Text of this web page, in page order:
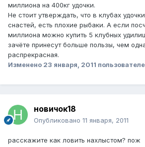
миллиона на 400кг удочки.
Не стоит утверждать, что в клубах
снастей, есть плохие рыбаки. А если
миллиона можно купить 5 клубных
зачёте принесут больше пользы, чем
распрекрасная.
Изменено 23 января, 2011
новичок18
Опубликовано 11 января, 2011
расскажите как ловить нахлыстом? пож